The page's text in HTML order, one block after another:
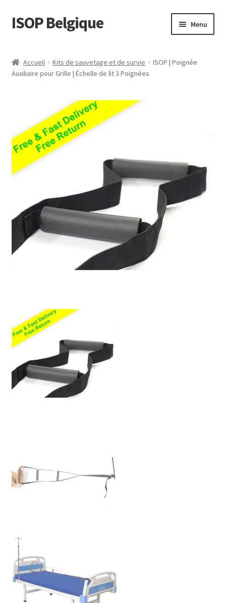
Aller
à
navigation
Aller
au
ISOP Belgique Menu
Sport et plein air
Ensembles de Sauvetage et de Survie
Vente en gros
Des articles
Nous contacter
Politique
Accueil Kits de sauvetage et de survie
ISOP | Poignée
Auxiliaire pour Grille | Échelle de lit 3 Poignées